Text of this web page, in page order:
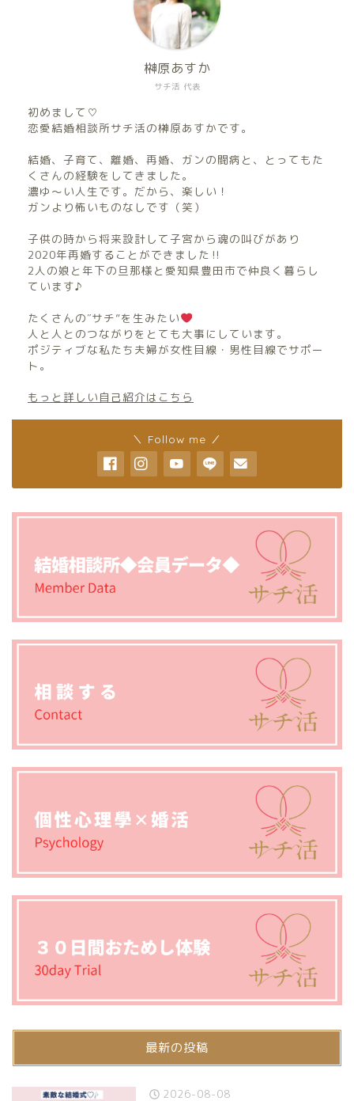
サチ活 代表
榊原あすか
初めまして♡
恋愛結婚相談所サチ活の榊原あすかです。
結婚、子育て、離婚、再婚、ガンの闘病と、とってもた
くさんの経験をしてきました。
濃ゆ〜い人生です。だから、楽しい！
ガンより怖いものなしです（笑）
子供の時から将来設計して子宮から魂の叫びがあり
2020年再婚することができました‼︎
2人の娘と年下の旦那様と愛知県豊田市で仲良く暮らし
ています♪
たくさんの″サチ”を生みたい
人と人とのつながりをとても大事にしています。
ポジティブな私たち夫婦が女性目線・男性目線でサポー
ト。
もっと詳しい自己紹介はこちら
＼ Follow me ／
最新の投稿
2026-08-08